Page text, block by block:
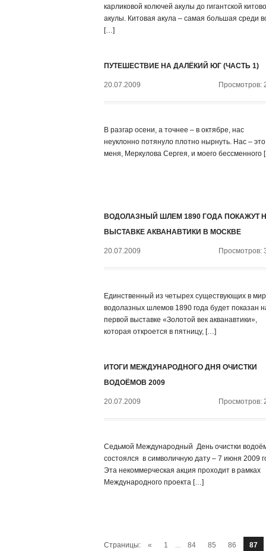
карликовой колючей акулы до гигантской
акулы. Китовая акула – самая большая среди
[…]
ПУТЕШЕСТВИЕ НА ДАЛЁКИЙ ЮГ (ЧАСТЬ 1)
20.07.2009 Просмотров:
В разгар осени, а точнее – в октябре, нас
неуклонно потянуло плотно нырнуть. Нас – это
меня, Меркулова Сергея, и моего бессменного
ВОДОЛАЗНЫЙ ШЛЕМ 1890 ГОДА ПОКАЖУТ
ВЫСТАВКЕ АКВАНАВТИКИ В МОСКВЕ
20.07.2009 Просмотров:
Единственный из четырех существующих в
водолазных шлемов 1890 года будет показан
первой выставке «Золотой век акванавтики»,
которая откроется в пятницу, […]
ИТОГИ МЕЖДУНАРОДНОГО ДНЯ ОЧИСТКИ
ВОДОЁМОВ 2009
20.07.2009 Просмотров:
Седьмой Международный День очистки
состоялся в символичную дату – 7 июня 2009
Эта некоммерческая акция проходит в рамках
Международного проекта […]
Страницы: « 1 ... 84 85 86 87